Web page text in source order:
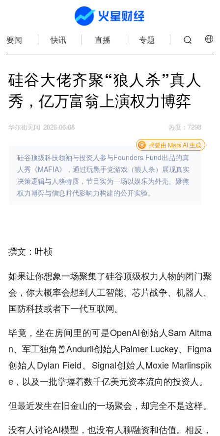
要闻 快讯 直播 专题
硅谷大佬齐聚“狼人杀”真人
秀，亿万富翁上演权力博弈
华尔街见闻 2026-06-08 热度 ： 7298
硅谷顶级科技领袖与投资人参与Founders Fund出品的真
人秀《MAFIA》，通过玩黑手党游戏（狼人杀）展现真实
决策逻辑与人格特质，节目实为一场以娱乐为外壳、聚焦
权力博弈与信息时代影响力构建的公开实验。
摘要由 Mars AI 生成
撰文：叶桢
如果让你想象一场聚集了硅谷顶级权力人物的闭门聚
会，你大概率会想到人工智能、芯片战争、机器人、
国防科技或者下一代互联网。
毕竟，坐在房间里的可是OpenAI创始人Sam Altma
n、军工独角兽Anduril创始人Palmer Luckey、Figma
创始人Dylan Field、Signal创始人Moxie Marlinspik
e，以及一批掌握着数千亿美元资本流向的投资人。
但最近发生在旧金山的一场聚会，却完全不是这样。
没有人讨论AI模型，也没有人聊融资和估值。相反，